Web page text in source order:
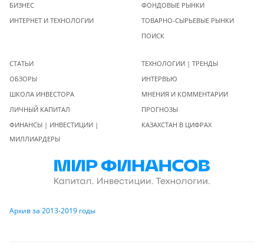
БИЗНЕС
ИНТЕРНЕТ И ТЕХНОЛОГИИ
ФОНДОВЫЕ РЫНКИ
ТОВАРНО-СЫРЬЕВЫЕ РЫНКИ
ПОИСК
СТАТЬИ
ОБЗОРЫ
ШКОЛА ИНВЕСТОРА
ЛИЧНЫЙ КАПИТАЛ
ФИНАНСЫ | ИНВЕСТИЦИИ |
МИЛЛИАРДЕРЫ
ТЕХНОЛОГИИ | ТРЕНДЫ
ИНТЕРВЬЮ
МНЕНИЯ И КОММЕНТАРИИ
ПРОГНОЗЫ
КАЗАХСТАН В ЦИФРАХ
Архив за 2013-2019 годы